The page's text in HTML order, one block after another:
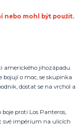
nebo mohl být použit.
amerického jihozápadu.
o moc, se skupinka
dostat se na vrchol a
proti Los Panteros,
své impérium na ulicích